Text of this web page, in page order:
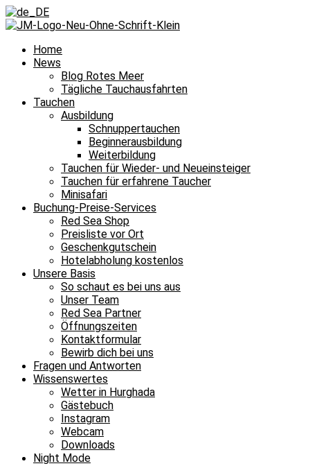
Home
News
Blog Rotes Meer
Tägliche Tauchausfahrten
Tauchen
Ausbildung
Schnuppertauchen
Beginnerausbildung
Weiterbildung
Tauchen für Wieder- und Neueinsteiger
Tauchen für erfahrene Taucher
Minisafari
Buchung-Preise-Services
Red Sea Shop
Preisliste vor Ort
Geschenkgutschein
Hotelabholung kostenlos
Unsere Basis
So schaut es bei uns aus
Unser Team
Red Sea Partner
Öffnungszeiten
Kontaktformular
Bewirb dich bei uns
Fragen und Antworten
Wissenswertes
Wetter in Hurghada
Gästebuch
Instagram
Webcam
Downloads
Night Mode